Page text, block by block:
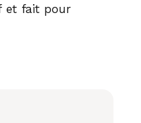
et fait pour